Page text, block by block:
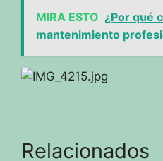
MIRA ESTO ¿Por qué
mantenimiento
Relacionados